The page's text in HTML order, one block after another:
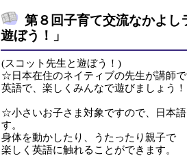
第８回子育て交流なかよし
遊ぼう！」
(スコット先生と遊ぼう！)
☆日本在住のネイティブの先生が講師
英語で、楽しくみんなで遊びましょう！
☆小さいお子さま対象ですので、日本
す。
身体を動かしたり、うたったり親子で
楽しく英語に触れることができます。